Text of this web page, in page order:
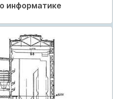
информатике